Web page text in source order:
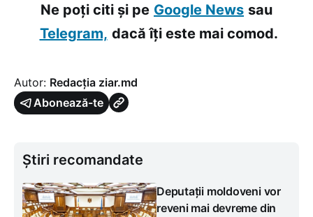
Ne poți citi și pe Google News sau
Telegram, dacă îți este mai comod.
Autor: Redacția ziar.md
Abonează-te
Știri recomandate
Deputații moldoveni vor
reveni mai devreme din